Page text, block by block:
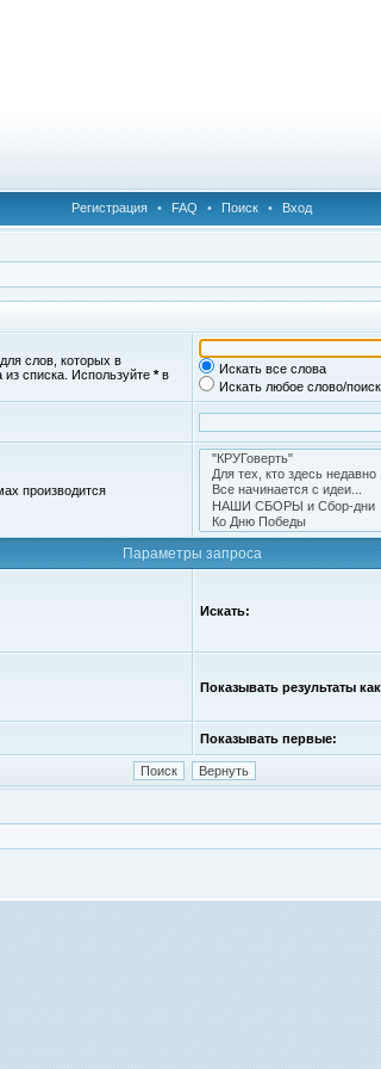
Регистрация • FAQ • Поиск • Вход
для слов, которых в
из списка. Используйте *в
Искать все слова
Искать любое слово/
производится
Параметры запроса
Искать:
Показывать результаты
Показывать первые: